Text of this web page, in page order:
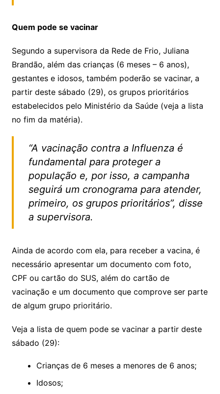
Quem pode se vacinar
Segundo a supervisora da Rede de Frio, Juliana
Brandão, além das crianças (6 meses – 6 anos),
gestantes e idosos, também poderão se vacinar, a
partir deste sábado (29), os grupos prioritários
estabelecidos pelo Ministério da Saúde (veja a lista
no fim da matéria).
“A vacinação contra a Influenza é
fundamental para proteger a
população e, por isso, a campanha
seguirá um cronograma para atender,
primeiro, os grupos prioritários”, disse
a supervisora.
Ainda de acordo com ela, para receber a vacina, é
necessário apresentar um documento com foto,
CPF ou cartão do SUS, além do cartão de
vacinação e um documento que comprove ser parte
de algum grupo prioritário.
Veja a lista de quem pode se vacinar a partir deste
sábado (29):
Crianças de 6 meses a menores de 6 anos;
Idosos;